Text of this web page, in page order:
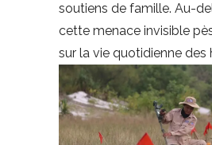
soutiens de famille. Au-
cette menace invisible
sur la vie quotidienne des